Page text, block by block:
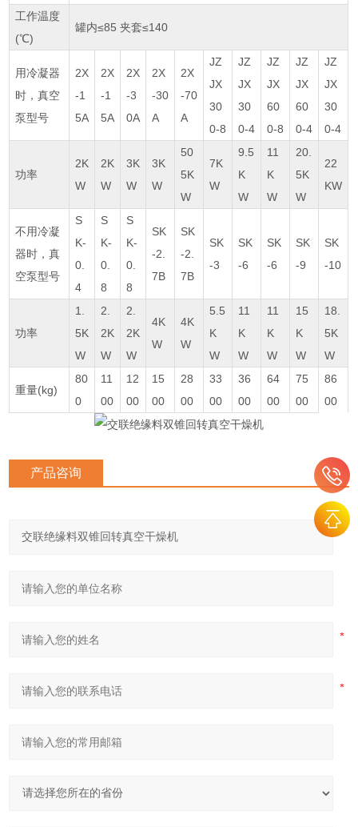
工作温度
(℃)
罐内≤85 夹套≤140
用冷凝器
时，真空
泵型号
2X
-1
5A
2X
-1
5A
2X
-3
0A
2X
-30
A
2X
-70
A
JZ
JX
30
0-8
JZ
JX
30
0-4
JZ
JX
60
0-8
JZ
JX
60
0-4
JZ
JX
30
0-4
功率
2K
W
2K
W
3K
W
3K
W
50
5K
W
7K
W
9.5
K
W
11
K
W
20.
5K
W
22
KW
不用冷凝
器时，真
空泵型号
S
K-
0.
4
S
K-
0.
8
S
K-
0.
8
SK
-2.
7B
SK
-2.
7B
SK
-3
SK
-6
SK
-6
SK
-9
SK
-10
功率
1.
5K
W
2.
2K
W
2.
2K
W
4K
W
4K
W
5.5
K
W
11
K
W
11
K
W
15
K
W
18.
5K
W
重量(kg)
80
0
11
00
12
00
15
00
28
00
33
00
36
00
64
00
75
00
86
00
产品咨询